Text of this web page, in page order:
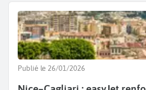
Publié le 26/01/2026